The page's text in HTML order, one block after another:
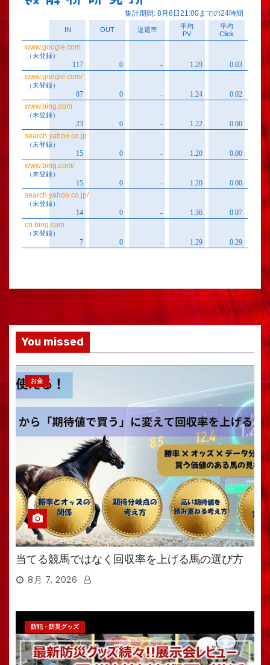
You missed
お金
当てる競馬ではなく回収率を上げる馬の選び方
8月 7, 2026
防犯・防災グッズ